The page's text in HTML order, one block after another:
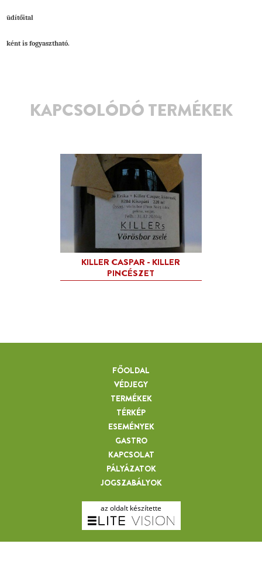
üdítőital
ként is fogyasztható.
KAPCSOLÓDÓ TERMÉKEK
FŐOLDAL
VÉDJEGY
TERMÉKEK
TÉRKÉP
ESEMÉNYEK
GASTRO
KAPCSOLAT
PÁLYÁZATOK
JOGSZABÁLYOK
az oldalt készítette